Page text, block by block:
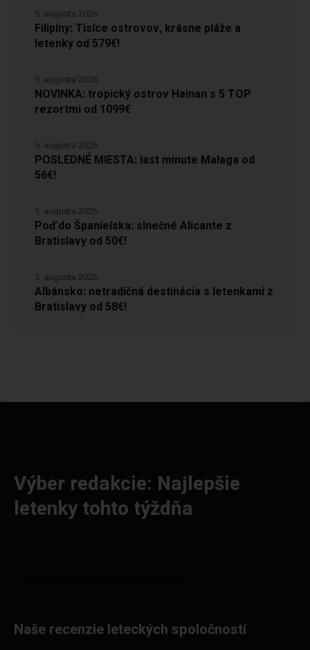
Filipíny: Tisíce ostrovov, krásne pláže a
letenky od 579€!
5. augusta 2026
NOVINKA: tropický ostrov Hainan s 5 TOP
rezortmi od 1099€
5. augusta 2026
POSLEDNÉ MIESTA: last minute Malaga od
56€!
5. augusta 2026
Poď do Španielska: slnečné Alicante z
Bratislavy od 50€!
5. augusta 2026
Albánsko: netradičná destinácia s letenkami z
Bratislavy od 58€!
5. augusta 2026
Výber redakcie: Najlepšie
letenky tohto týždňa
Naše recenzie leteckých spoločností